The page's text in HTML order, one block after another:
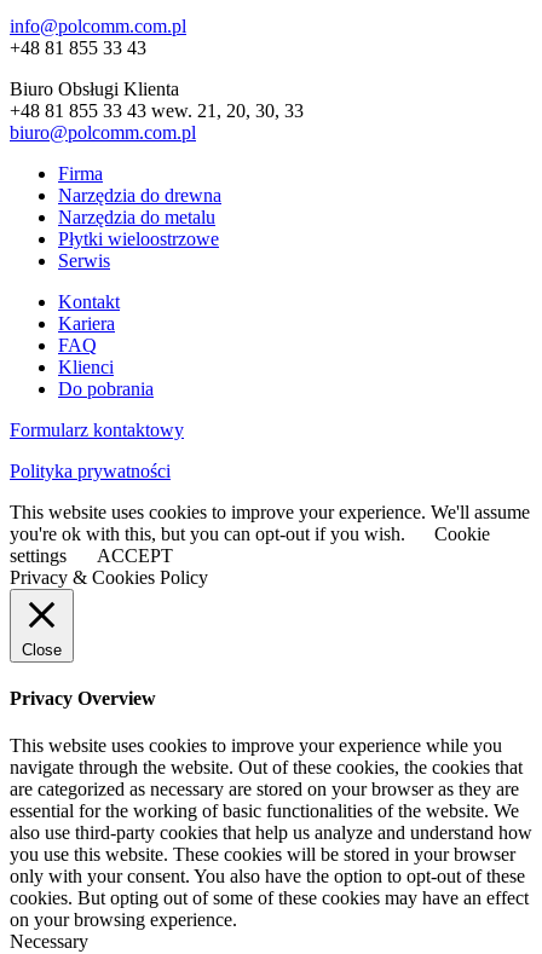
info@polcomm.com.pl
+48 81 855 33 43
Biuro Obsługi Klienta
+48 81 855 33 43 wew. 21, 20, 30, 33
biuro@polcomm.com.pl
Firma
Narzędzia do drewna
Narzędzia do metalu
Płytki wieloostrzowe
Serwis
Kontakt
Kariera
FAQ
Klienci
Do pobrania
Formularz kontaktowy
Polityka prywatności
This website uses cookies to improve your experience. We'll assume
you're ok with this, but you can opt-out if you wish.
Cookie
settings
ACCEPT
Privacy & Cookies Policy
Close
Privacy Overview
This website uses cookies to improve your experience while you
navigate through the website. Out of these cookies, the cookies that
are categorized as necessary are stored on your browser as they are
essential for the working of basic functionalities of the website. We
also use third-party cookies that help us analyze and understand how
you use this website. These cookies will be stored in your browser
only with your consent. You also have the option to opt-out of these
cookies. But opting out of some of these cookies may have an effect
on your browsing experience.
Necessary